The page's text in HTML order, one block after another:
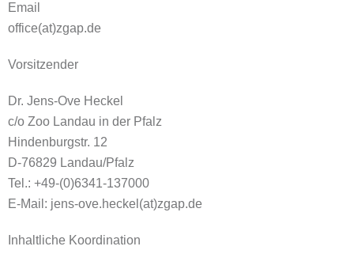
Email
office(at)zgap.de
Vorsitzender
Dr. Jens-Ove Heckel
c/o Zoo Landau in der Pfalz
Hindenburgstr. 12
D-76829 Landau/Pfalz
Tel.: +49-(0)6341-137000
E-Mail: jens-ove.heckel(at)zgap.de
Inhaltliche Koordination